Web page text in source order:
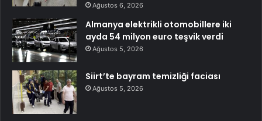
Ağustos 6, 2026
Almanya elektrikli otomobillere iki
ayda 54 milyon euro teşvik verdi
Ağustos 5, 2026
Siirt’te bayram temizliği faciası
Ağustos 5, 2026